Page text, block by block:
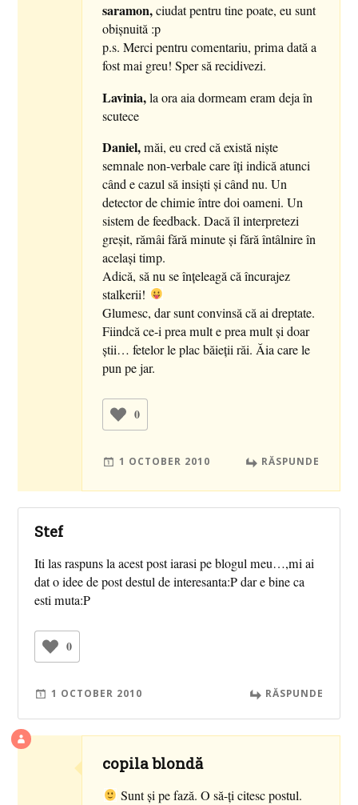
saramon,ciudat pentru tine poate, eu sunt
obişnuită :p
p.s. Merci pentru comentariu, prima dată a
fost mai greu! Sper să recidivezi.
Lavinia,la ora aia dormeam eram deja în
scutece
Daniel,măi, eu cred că există nişte
semnale non-verbale care îţi indică atunci
când e cazul să insişti şi când nu. Un
detector de chimie între doi oameni. Un
sistem de feedback. Dacă îl interpretezi
greşit, rămâi fără minute şi fără întâlnire în
acelaşi timp.
Adică, să nu se înţeleagă că încurajez
stalkerii!
Glumesc, dar sunt convinsă că ai dreptate.
Fiindcă ce-i prea mult e prea mult şi doar
ştii… fetelor le plac băieţii răi. Ăia care le
pun pe jar.
0
1 OCTOBER 2010 RĂSPUNDE
Stef
Iti las raspuns la acest post iarasi pe blogul meu…,mi ai
dat o idee de post destul de interesanta:P dar e bine ca
esti muta:P
0
1 OCTOBER 2010 RĂSPUNDE
copila blondă
Sunt şi pe fază. O să-ţi citesc postul.